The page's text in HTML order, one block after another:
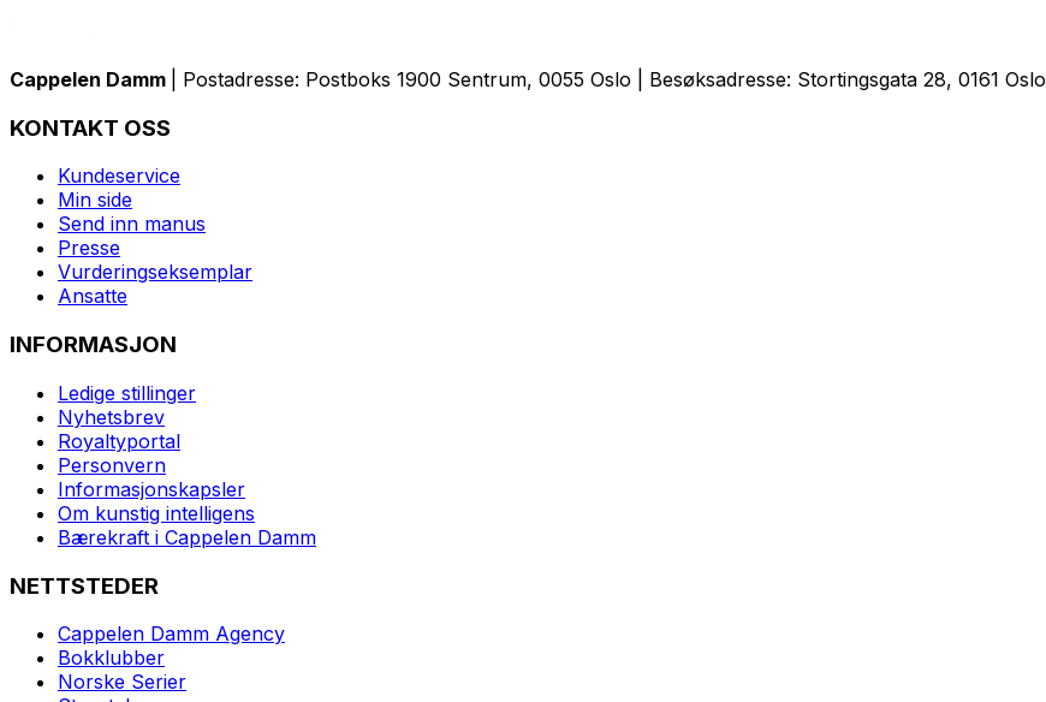
Cappelen Damm | Postadresse: Postboks 1900 Sentrum, 0055 Oslo | Besøksadresse: Stortingsgata 28, 0161 Oslo
KONTAKT OSS
Kundeservice
Min side
Send inn manus
Presse
Vurderingseksemplar
Ansatte
INFORMASJON
Ledige stillinger
Nyhetsbrev
Royaltyportal
Personvern
Informasjonskapsler
Om kunstig intelligens
Bærekraft i Cappelen Damm
NETTSTEDER
Cappelen Damm Agency
Bokklubber
Norske Serier